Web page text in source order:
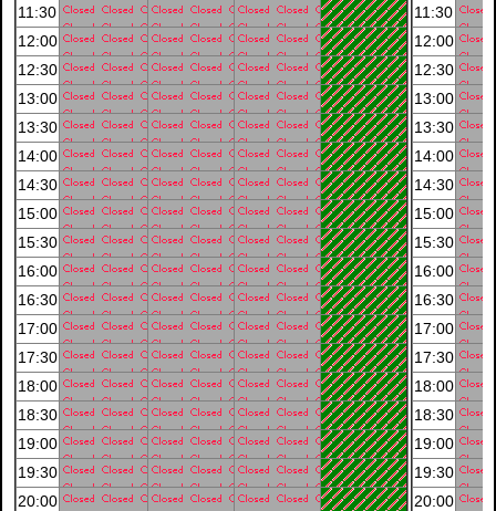
11:30
12:00
12:30
13:00
13:30
14:00
14:30
15:00
15:30
16:00
16:30
17:00
17:30
18:00
18:30
19:00
19:30
20:00
11:30
12:00
12:30
13:00
13:30
14:00
14:30
15:00
15:30
16:00
16:30
17:00
17:30
18:00
18:30
19:00
19:30
20:00